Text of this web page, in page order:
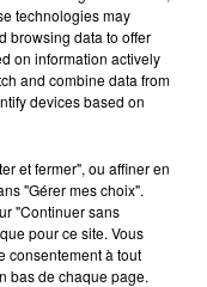
Dans quelques
magasin à Tours,
un cinquième"
actuellement une
technologies may
browsing data to offer
on information actively
and combine data from
devices based on
et fermer", ou affiner en
"Gérer mes choix".
"Continuer sans
pour ce site. Vous
consentement à tout
bas de chaque page.